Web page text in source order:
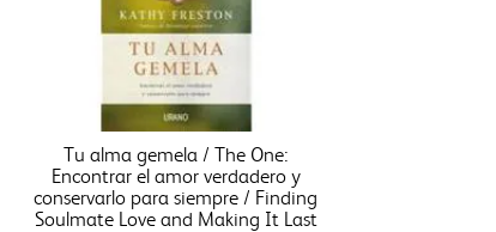
Tu alma gemela / The One:
Encontrar el amor verdadero y
conservarlo para siempre / Finding
Soulmate Love and Making It Last